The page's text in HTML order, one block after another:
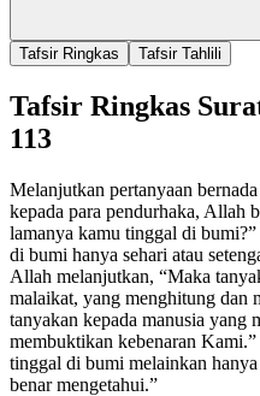
Tafsir Ringkas
Tafsir Tahlili
Tafsir Ringkas
113
Melanjutkan pertanyaan
kepada para pendurhaka, Allah
lamanya kamu tinggal di
di bumi hanya sehari atau
Allah melanjutkan, “Maka
malaikat, yang menghitung dan
tanyakan kepada manusia yang
membuktikan kebenaran
tinggal di bumi melainkan
benar mengetahui.”